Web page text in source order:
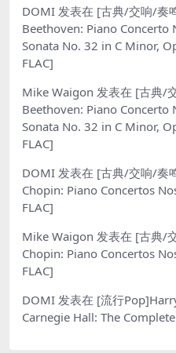
DOMI 发表在 [古典/交响/奏
Beethoven: Piano
Sonata No. 32 in C Minor,
FLAC]
Mike Waigon 发表在 [古典/
Beethoven: Piano
Sonata No. 32 in C Minor,
FLAC]
DOMI 发表在 [古典/交响/奏
Chopin: Piano Concertos
FLAC]
Mike Waigon 发表在 [古典/
Chopin: Piano Concertos
FLAC]
DOMI 发表在 [流行
Carnegie Hall: The